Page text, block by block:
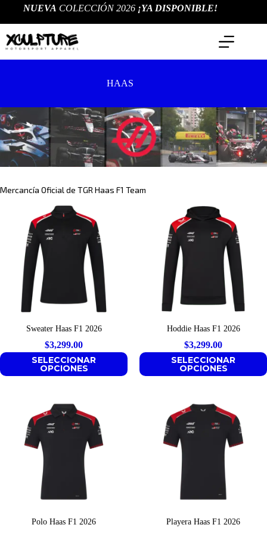
contenido
NUEVA COLECCIÓN 2026 ¡YA DISPONIBLE!
HAAS
Mercancía Oficial de TGR Haas F1 Team
Sweater Haas F1 2026
$3,299.00
SELECCIONAR
OPCIONES
Hoddie Haas F1 2026
$3,299.00
SELECCIONAR
OPCIONES
Polo Haas F1 2026 Playera Haas F1 2026